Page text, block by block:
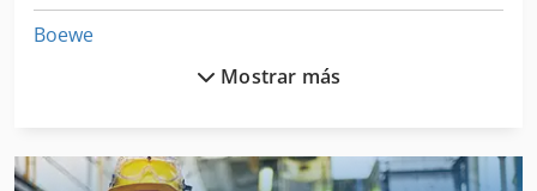
Boewe
Bohle
Mostrar más